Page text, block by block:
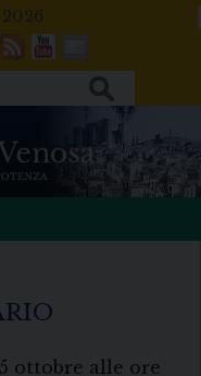
FeedsYoutube
Mail
ottobre alle ore